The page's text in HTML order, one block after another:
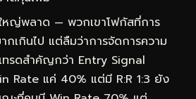
หญ่พลาด — พวกเขาโฟกัสที่การ
กเกินไป แต่ลืมว่าการจัดการความ
ทรดสำคัญกว่า Entry Signal
Rate แค่ 40% แต่มี R:R 1:3 ยัง